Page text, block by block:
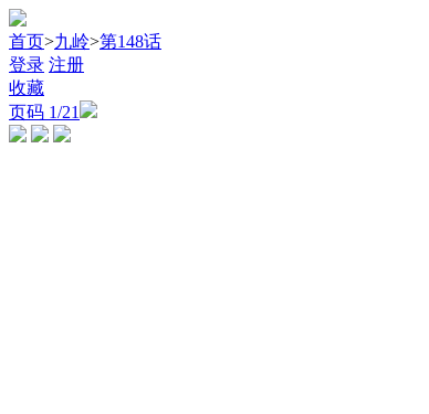
首页>九岭>第148话
登录 注册
收藏
页码 1/21